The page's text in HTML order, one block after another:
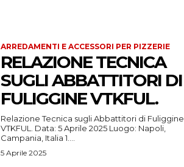
ARREDAMENTI E ACCESSORI PER PIZZERIE
RELAZIONE TECNICA
SUGLI ABBATTITORI DI
FULIGGINE VTKFUL.
Relazione Tecnica sugli Abbattitori di Fuliggine
VTKFUL. Data: 5 Aprile 2025 Luogo: Napoli,
Campania, Italia 1....
5 Aprile 2025